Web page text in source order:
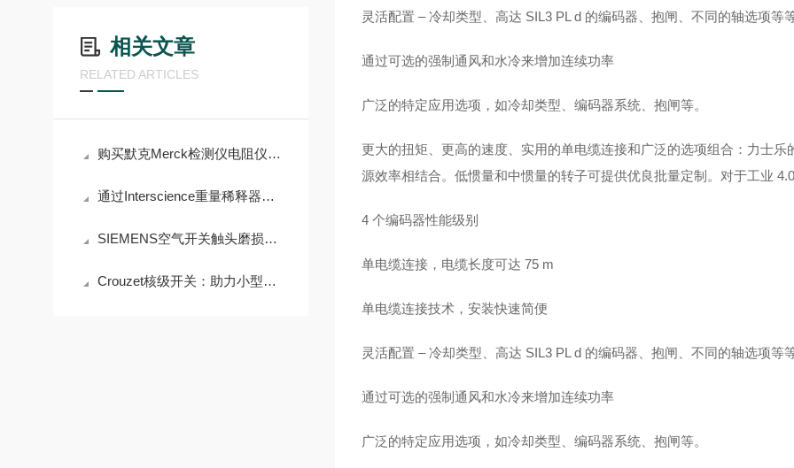
相关文章
RELATED ARTICLES
购买默克Merck检测仪电阻仪前必须了解的术语解析
通过Interscience重量稀释器简化您的实验流程
SIEMENS空气开关触头磨损检查与更换标准
Crouzet核级开关：助力小型模块化反应堆安全运行
灵活配置 – 冷却类型、高达 SIL3 PL d 的编码器、抱闸、不同的轴选项等
通过可选的强制通风和水冷来增加连续功率
广泛的特定应用选项，如冷却类型、编码器系统、抱闸等。
更大的扭矩、更高的速度、实用的单电缆连接和广泛的选项组合：力士
源效率相结合。低惯量和中惯量的转子可提供优良批量定制。对于工业
4 个编码器性能级别
单电缆连接，电缆长度可达 75 m
单电缆连接技术，安装快速简便
灵活配置 – 冷却类型、高达 SIL3 PL d 的编码器、抱闸、不同的轴选项等
通过可选的强制通风和水冷来增加连续功率
广泛的特定应用选项，如冷却类型、编码器系统、抱闸等。